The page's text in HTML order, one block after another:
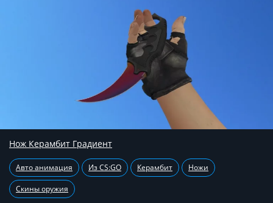
Нож Керамбит Градиент
Авто анимация Из CS:GO Керамбит Ножи
Скины оружия